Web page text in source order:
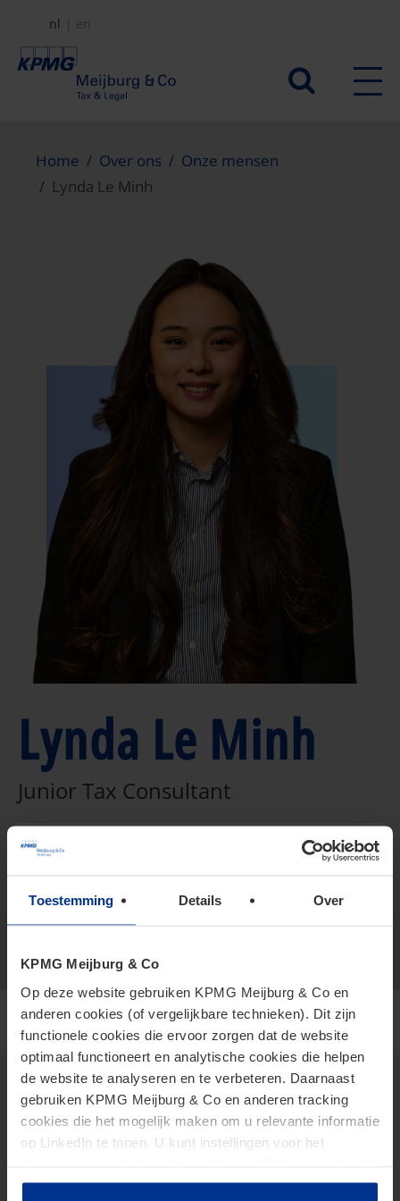
Toestemming Details Over
KPMG Meijburg & Co
Op deze website gebruiken KPMG Meijburg & Co en
anderen cookies (of vergelijkbare technieken). Dit zijn
functionele cookies die ervoor zorgen dat de website
optimaal functioneert en analytische cookies die helpen
de website te analyseren en te verbeteren. Daarnaast
gebruiken KPMG Meijburg & Co en anderen tracking
cookies die het mogelijk maken om u relevante informatie
op LinkedIn te tonen. U kunt instellingen voor het
te klikken. Als u op “Accepteer alle cookies” klikt, geeft u
naar
Secundair
nl en
Home Over ons
Onze mensen
Lynda Le Minh
Lynda Le Minh
Junior Tax Consultant
+316 213 296 15
leminh.lynda@kpmg.com
Thema's
AI in Tax